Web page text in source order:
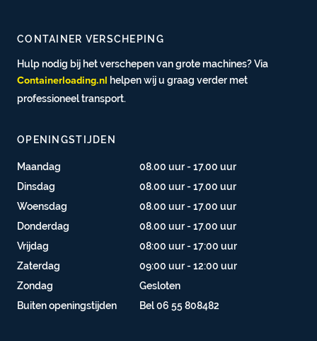
CONTAINER VERSCHEPING
Hulp nodig bij het verschepen van grote machines? Via
Containerloading.nl helpen wij u graag verder met
professioneel transport.
OPENINGSTIJDEN
Maandag
08.00 uur - 17.00 uur
Dinsdag
08.00 uur - 17.00 uur
Woensdag
08.00 uur - 17.00 uur
Donderdag
08.00 uur - 17.00 uur
Vrijdag
08:00 uur - 17:00 uur
Zaterdag
09:00 uur - 12:00 uur
Zondag
Gesloten
Buiten openingstijden
Bel 06 55 808482